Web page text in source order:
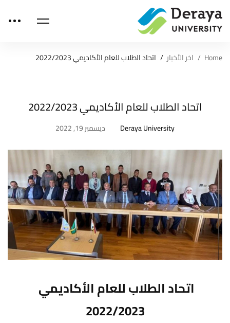
Home اخر الأخبار اتحاد الطلاب للعام الأكاديمي 2022/2023
اتحاد الطلاب للعام الأكاديمي 2022/2023
Deraya University ديسمبر 19, 2022
اتحاد الطلاب للعام الأكاديمي
2022/2023